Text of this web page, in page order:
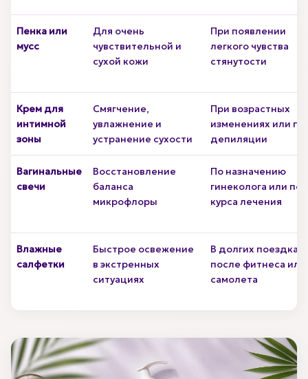
Пенка или
мусс
Для очень
чувствительной и
сухой кожи
При появлении
легкого чувства
стянутости
Крем для
интимной
зоны
Смягчение,
увлажнение и
устранение сухости
При возрастных
изменениях или
депиляции
Вагинальные
свечи
Восстановление
баланса
микрофлоры
По назначению
гинеколога или
курса лечения
Влажные
салфетки
Быстрое освежение
в экстренных
ситуациях
В долгих поездках,
после фитнеса или
самолета